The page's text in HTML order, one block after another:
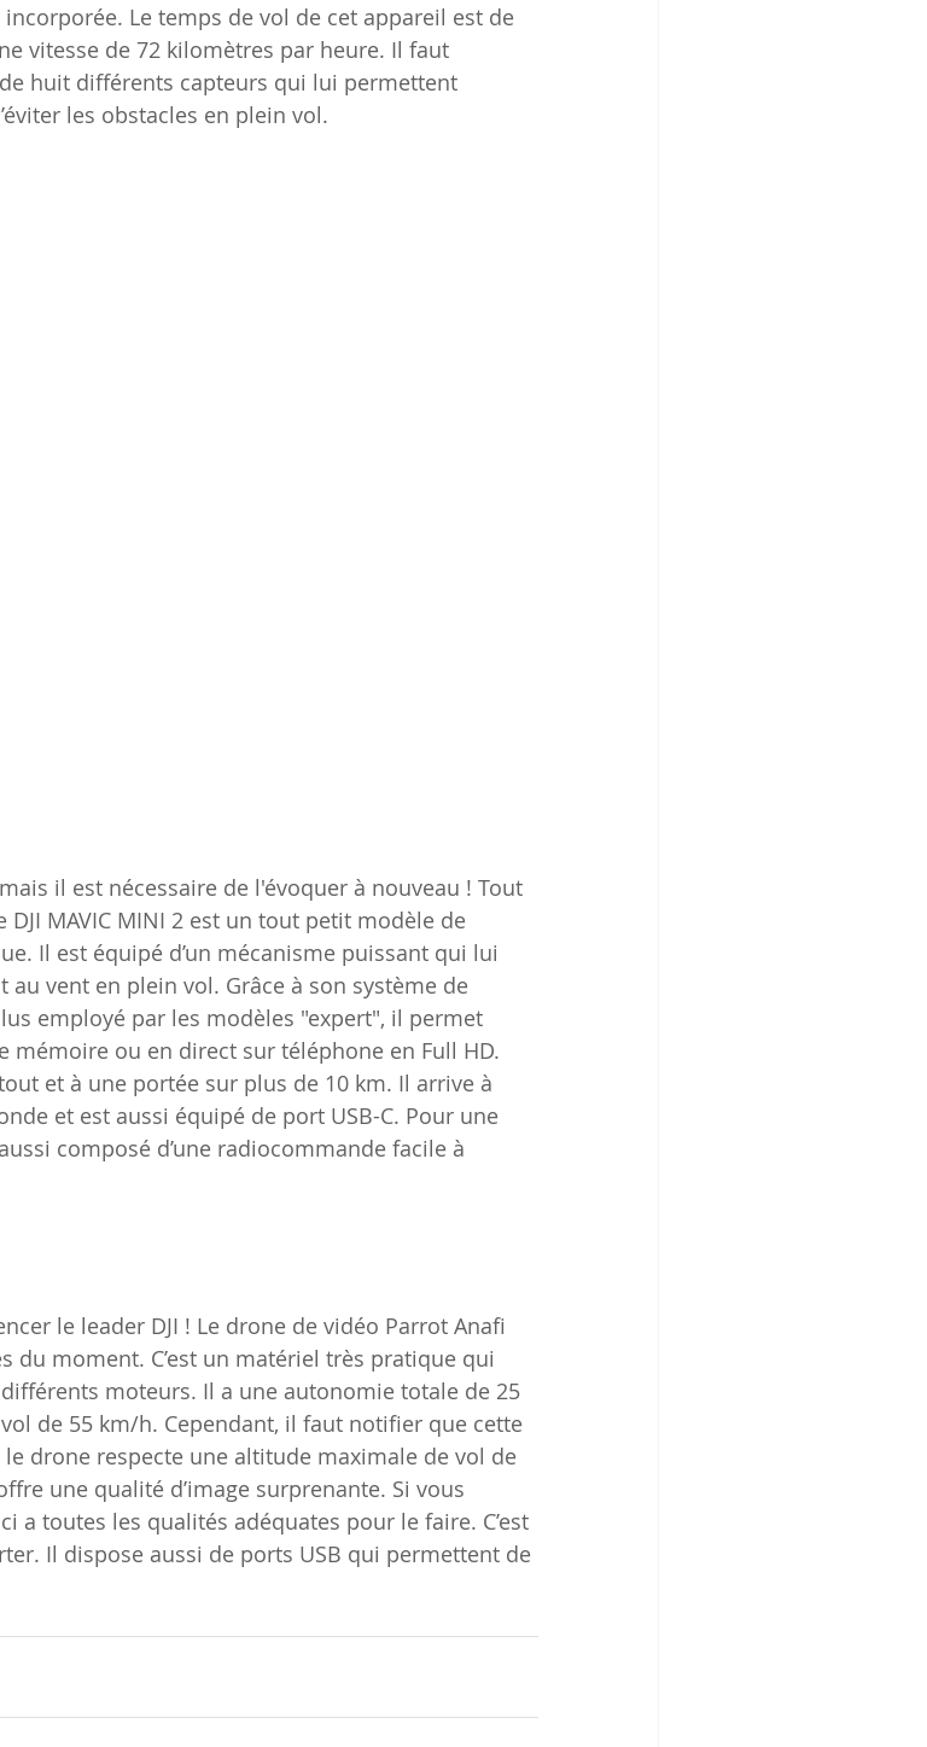
Le temps de vol de cet appareil est de
vitesse de 72 kilomètres par heure. Il faut
huit différents capteurs qui lui permettent
les obstacles en plein vol.
mais il est nécessaire de l'évoquer à nouveau ! Tout
MAVIC MINI 2 est un tout petit modèle de
Il est équipé d’un mécanisme puissant qui lui
vent en plein vol. Grâce à son système de
employé par les modèles "expert", il permet
mémoire ou en direct sur téléphone en Full HD.
et à une portée sur plus de 10 km. Il arrive à
et est aussi équipé de port USB-C. Pour une
composé d’une radiocommande facile à
le leader DJI ! Le drone de vidéo Parrot Anafi
du moment. C’est un matériel très pratique qui
moteurs. Il a une autonomie totale de 25
de 55 km/h. Cependant, il faut notifier que cette
drone respecte une altitude maximale de vol de
une qualité d’image surprenante. Si vous
a toutes les qualités adéquates pour le faire. C’est
Il dispose aussi de ports USB qui permettent de